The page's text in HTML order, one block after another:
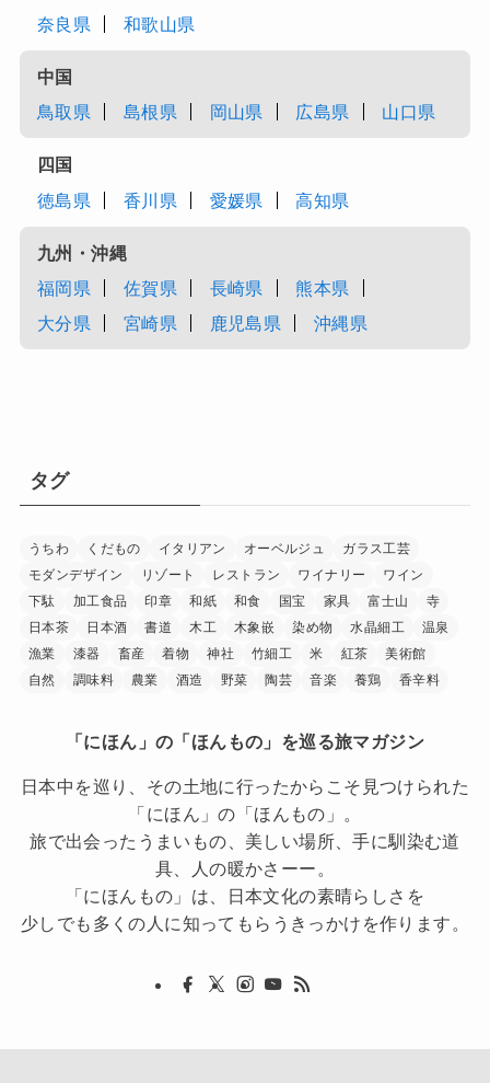
奈良県
和歌山県
中国
鳥取県
島根県 岡山県 広島県 山口県
四国
徳島県
香川県 愛媛県 高知県
九州・沖縄
福岡県
佐賀県 長崎県
熊本県
大分県
宮崎県 鹿児島県 沖縄県
タグ
うちわ くだもの イタリアン オーベルジュ
ガラス工芸
モダンデザイン
リゾート レストラン ワイナリー
ワイン
下駄
加工食品 印章 和紙 和食 国宝 家具 富士山
寺
日本茶
日本酒 書道 木工 木象嵌 染め物 水晶細工
温泉
漁業
漆器 畜産 着物 神社 竹細工 米 紅茶
美術館
自然
調味料 農業 酒造 野菜 陶芸 音楽 養鶏 香辛料
「にほん」の「ほんもの」を巡る旅マガジン
日本中を巡り、その土地に行ったからこそ見つけられた
「にほん」の「ほんもの」。
旅で出会ったうまいもの、美しい場所、手に馴染む道
具、人の暖かさーー。
「にほんもの」は、日本文化の素晴らしさを
少しでも多くの人に知ってもらうきっかけを作ります。